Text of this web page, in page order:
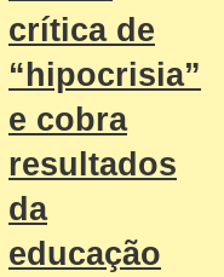
crítica de
“hipocrisia”
e cobra
resultados
da
educação